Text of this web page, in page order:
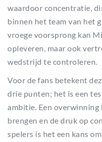
waardoor concentratie,
binnen het team van het
vroege voorsprong kan
opleveren, maar ook
wedstrijd te controleren.
Voor de fans betekent
drie punten; het is een
ambitie. Een
brengen en de druk op
spelers is het een kans